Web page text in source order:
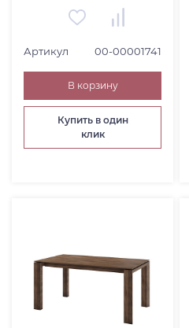
Артикул 00-00001741
В корзину
Купить в один
клик